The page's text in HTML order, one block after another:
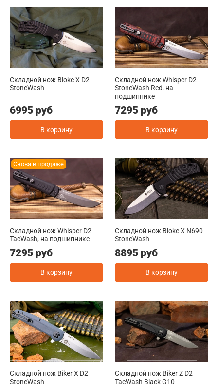
Складной нож Bloke X D2
StoneWash
6995 руб
В корзину
Складной нож Whisper D2
StoneWash Red, на
подшипнике
7295 руб
В корзину
Снова в продаже
Складной нож Whisper D2
TacWash, на подшипнике
7295 руб
В корзину
Складной нож Bloke X N690
StoneWash
8895 руб
В корзину
Складной нож Biker X D2
StoneWash
Складной нож Biker Z D2
TacWash Black G10